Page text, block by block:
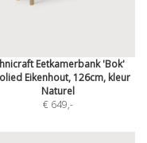
Eetkamerbank 'Bok'
Eikenhout, 126cm, kleur
Naturel
€ 649,-